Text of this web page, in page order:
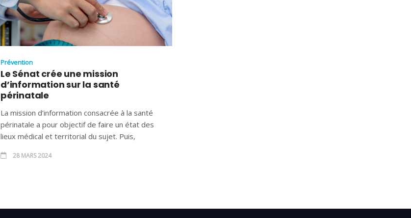
Prévention
Le Sénat crée une mission
d’information sur la santé
périnatale
La mission d’information consacrée à la santé
périnatale a pour objectif de faire un état des
lieux médical et territorial du sujet. Puis,
28 MARS 2024